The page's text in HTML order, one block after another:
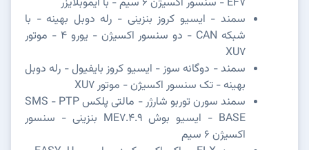
سمند - ایسیو کروز بنزینی - رله دوبل بهینه - با
شبکه CAN - دو سنسور اکسیژن - یورو 4 - موتور
XU7
سمند - دوگانه سوز - ایسیو کروز بایفیول - رله دوبل
بهینه - تک سنسور اکسیژن - موتور XU7
سمند سورن توربو شارژر - مالتی پلکس SMS - PTP
BASE - ایسیو بوش ME7.4.9 بنزینی - سنسور
اکسیژن 6 سیم